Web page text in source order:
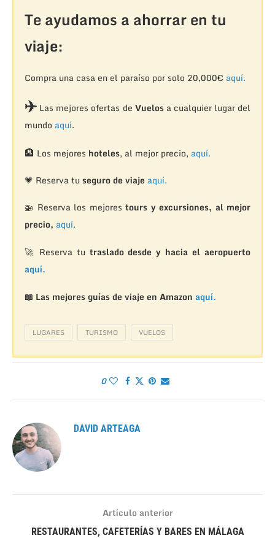
Te ayudamos a ahorrar en tu
viaje:
Compra una casa en el paraíso por solo 20,000€ aquí.
✈️Las mejores ofertas de Vuelosa cualquier lugar del
mundo aquí.
🏨 Los mejores hoteles, al mejor precio, aquí.
💗 Reserva tu seguro de viaje aquí.
🚁 Reserva los mejorestours y excursiones, al mejor
precio, aquí.
🚀 Reserva tu traslado desde y hacia el aeropuerto
aquí.
📖 Las mejores guías de viaje en Amazon aquí.
LUGARES TURISMO VUELOS
0
DAVID ARTEAGA
Artículo anterior
RESTAURANTES, CAFETERÍAS Y BARES EN MÁLAGA